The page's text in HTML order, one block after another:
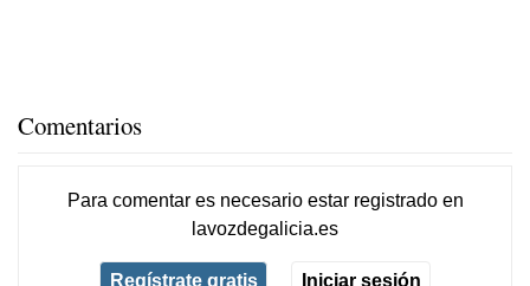
Comentarios
Para comentar es necesario estar registradoen
lavozdegalicia.es
Regístrate gratis Iniciar sesión